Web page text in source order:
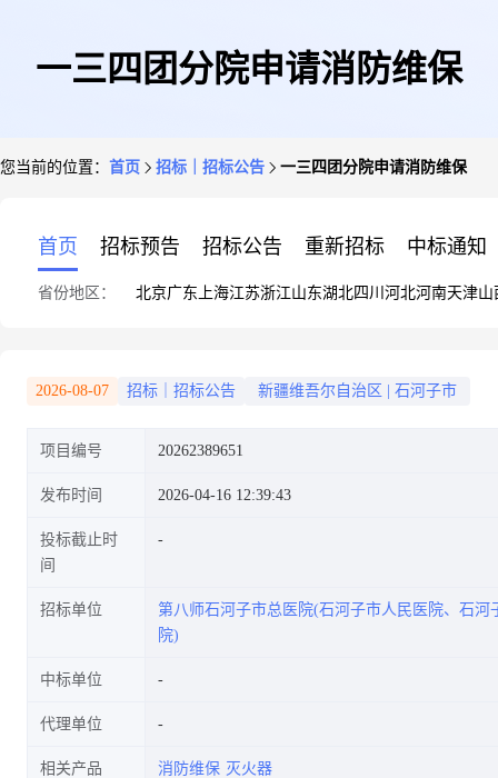
一三四团分院申请消防维保
您当前的位置： 首页 招标｜招标公告 一三四团分院申请消防维保
首页 招标预告 招标公告 重新招标 中标通知
省份地区： 北京广东 上海江苏浙江山东湖北四川 河北河南天津山
2026-08-07 招标｜招标公告 新疆维吾尔自治区 石河子市
项目编号 20262389651
发布时间 2026-04-16 12:39:43
投标截止时
间
招标单位
第八师石河子市总医院(石河子市人民医院、石河
院)
中标单位
代理单位
相关产品 消防维保 灭火器